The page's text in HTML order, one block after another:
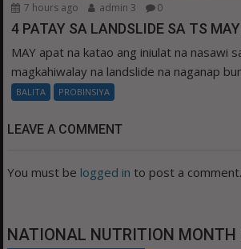
7 hours ago admin 3 0
4 PATAY SA LANDSLIDE SA TS
MAY apat na katao ang iniulat na nasawi
magkahiwalay na landslide na naganap
BALITA PROBINSIYA
LEAVE A COMMENT
You must be logged in to post a comment.
NATIONAL NUTRITION MONTH